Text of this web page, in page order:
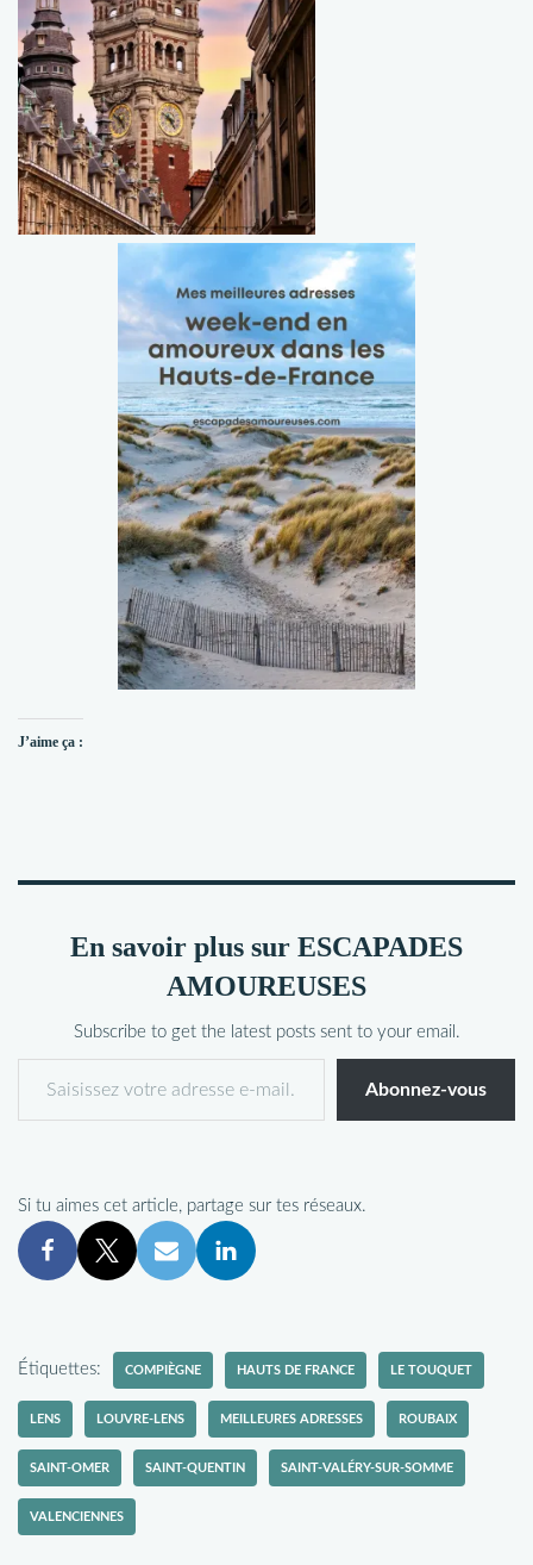
J’aime ça :
En savoir plus sur ESCAPADES
AMOUREUSES
Subscribe to get the latest posts sent to your email.
Abonnez-vous
Si tu aimes cet article, partage sur tes réseaux.
Étiquettes: COMPIÈGNE HAUTS DE FRANCE LE TOUQUET
LENS LOUVRE-LENS MEILLEURES ADRESSES ROUBAIX
SAINT-OMER SAINT-QUENTIN SAINT-VALÉRY-SUR-SOMME
VALENCIENNES